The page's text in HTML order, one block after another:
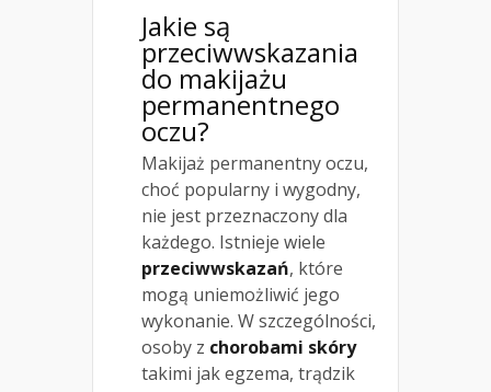
Jakie są
przeciwwskazania
do makijażu
permanentnego
oczu?
Makijaż permanentny oczu,
choć popularny i wygodny,
nie jest przeznaczony dla
każdego. Istnieje wiele
przeciwwskazań, które
mogą uniemożliwić jego
wykonanie. W szczególności,
osoby z chorobami skóry
takimi jak egzema, trądzik